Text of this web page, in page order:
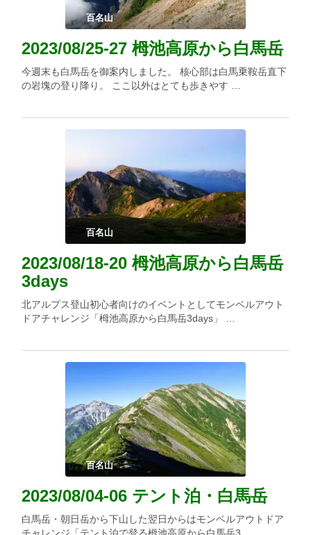
百名山
2023/08/25-27 栂池高原から白馬岳
今週末も白馬岳を御案内しました。 核心部は白馬乗鞍岳直下
の岩塊の登り降り。 ここ以外はとても歩きやす …
百名山
2023/08/18-20 栂池高原から白馬岳
3days
北アルプス登山初心者向けのイベントとしてモンベルアウト
ドアチャレンジ「栂池高原から白馬岳3days」 …
百名山
2023/08/04-06 テント泊・白馬岳
白馬岳・朝日岳から下山した翌日からはモンベルアウトドア